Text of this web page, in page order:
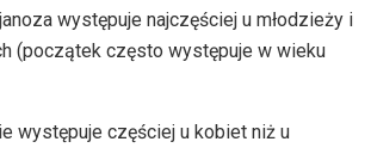
występuje najczęściej u młodzieży i
(początek często występuje w wieku
występuje częściej u kobiet niż u